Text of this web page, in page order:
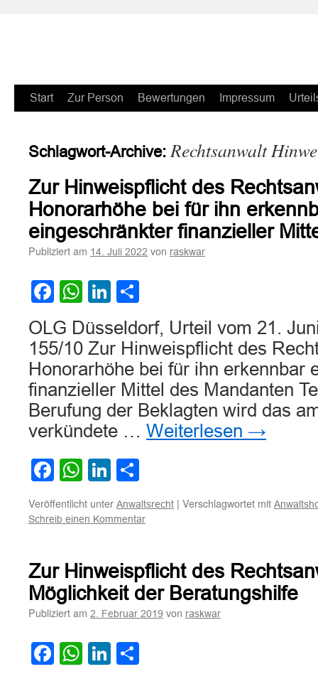
Zum
springen
Start Zur Person Bewertungen Impressum
Schlagwort-Archive:Rechtsanwalt
Zur Hinweispflicht des
Honorarhöhe bei für ihn
eingeschränkter finanzieller
Publiziert am 14. Juli 2022 von raskwar
Facebook
WhatsApp
LinkedIn
OLG Düsseldorf, Urteil vom 21.
155/10 Zur Hinweispflicht des
Honorarhöhe bei für ihn erkennbar
finanzieller Mittel des Mandanten
Berufung der Beklagten wird das
verkündete … Weiterlesen →
Facebook
WhatsApp
LinkedIn
Veröffentlicht unter Anwaltsrecht | Verschlagwortet mit
Schreib einen Kommentar
Zur Hinweispflicht des
Möglichkeit der Beratungshilfe
Publiziert am 2. Februar 2019 von raskwar
Facebook
WhatsApp
LinkedIn